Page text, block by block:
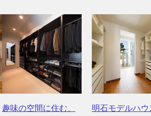
趣味の空間に住む、
明石モデルハウ